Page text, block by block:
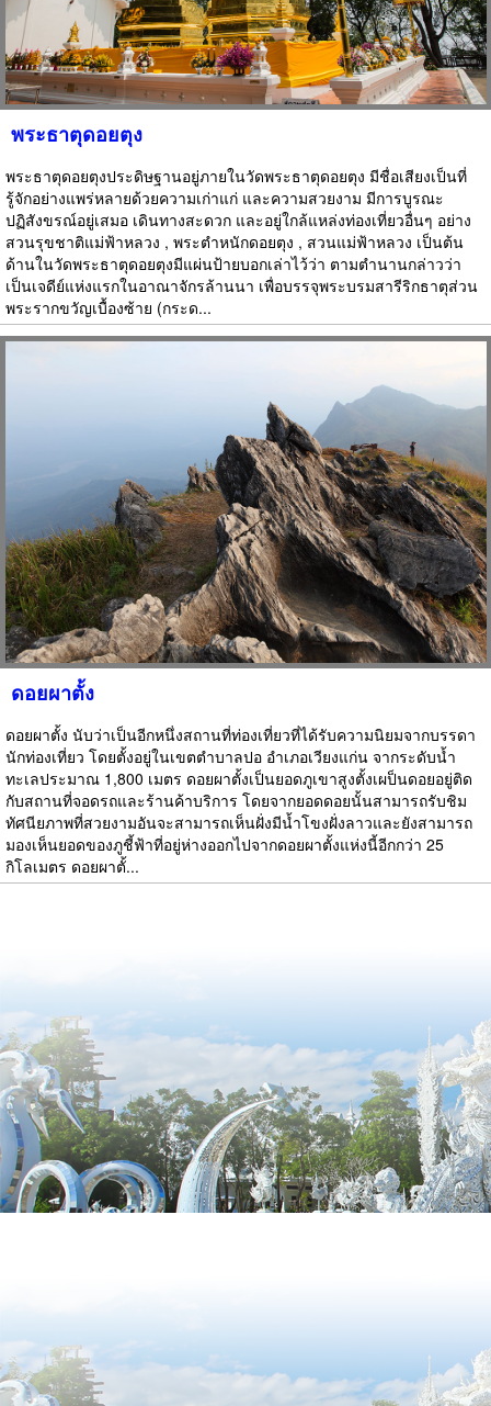
พระธาตุดอยตุง
พระธาตุดอยตุงประดิษฐานอยู่ภายในวัดพระธาตุดอยตุง มีชื่อเสียงเป็นที่
รู้จักอย่างแพร่หลายด้วยความเก่าแก่ และความสวยงาม มีการบูรณะ
ปฏิสังขรณ์อยู่เสมอ เดินทางสะดวก และอยู่ใกล้แหล่งท่องเที่ยวอื่นๆ อย่าง
สวนรุขชาติแม่ฟ้าหลวง , พระตำหนักดอยตุง , สวนแม่ฟ้าหลวง เป็นต้น
ด้านในวัดพระธาตุดอยตุงมีแผ่นป้ายบอกเล่าไว้ว่า ตามตำนานกล่าวว่า
เป็นเจดีย์แห่งแรกในอาณาจักรล้านนา เพื่อบรรจุพระบรมสารีริกธาตุส่วน
พระรากขวัญเบื้องซ้าย (กระด...
ดอยผาตั้ง
ดอยผาตั้ง นับว่าเป็นอีกหนึ่งสถานที่ท่องเที่ยวที่ได้รับความนิยมจากบรรดา
นักท่องเที่ยว โดยตั้งอยู่ในเขตตำบาลปอ อำเภอเวียงแก่น จากระดับน้ำ
ทะเลประมาณ 1,800 เมตร ดอยผาตั้งเป็นยอดภูเขาสูงตั้งเผป็นดอยอยู่ติด
กับสถานที่จอดรถและร้านค้าบริการ โดยจากยอดดอยนั้นสามารถรับชิม
ทัศนียภาพที่สวยงามอันจะสามารถเห็นฝั่งมีน้ำโขงฝั่งลาวและยังสามารถ
มองเห็นยอดของภูชี้ฟ้าที่อยู่ห่างออกไปจากดอยผาตั้งแห่งนี้อีกกว่า 25
กิโลเมตร ดอยผาตั้...